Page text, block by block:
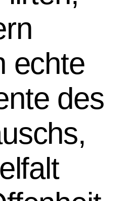
echte
des